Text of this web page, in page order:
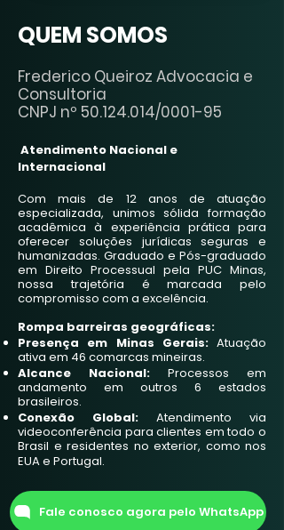
QUEM SOMOS
Frederico Queiroz Advocacia e
Consultoria
CNPJ nº 50.124.014/0001-95
Atendimento Nacional e
Internacional
Com mais de 12 anos de atuação
especializada, unimos sólida formação
acadêmica à experiência prática para
oferecer soluções jurídicas seguras e
humanizadas. Graduado e Pós-graduado
em Direito Processual pela PUC Minas,
nossa trajetória é marcada pelo
compromisso com a excelência.
Rompa barreiras geográficas:
Presença em Minas Gerais:Atuação
ativa em 46 comarcas mineiras.
Alcance Nacional: Processos em
andamento em outros 6 estados
brasileiros.
Conexão Global: Atendimento via
videoconferência para clientes em todo o
Brasil e residentes no exterior, como nos
EUA e Portugal.
Fale conosco agora pelo WhatsApp